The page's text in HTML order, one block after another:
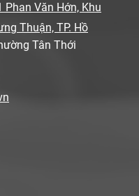
Phan Văn Hớn, Khu
Thuận, TP. Hồ
Tân Thới